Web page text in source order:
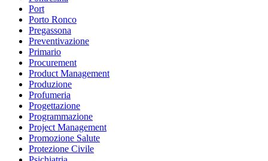
Port
Porto Ronco
Pregassona
Preventivazione
Primario
Procurement
Product Management
Produzione
Profumeria
Progettazione
Programmazione
Project Management
Promozione Salute
Protezione Civile